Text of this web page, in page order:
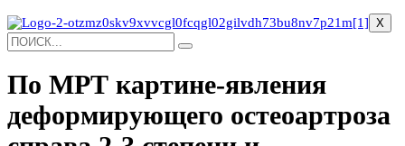
X
По МРТ картине-явления
деформирующего остеоартроза